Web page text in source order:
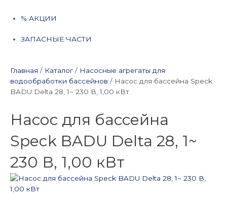
% АКЦИИ
ЗАПАСНЫЕ ЧАСТИ
Главная / Каталог / Насосные агрегаты для
водообработки бассейнов / Насос для бассейна Speck
BADU Delta 28, 1~ 230 В, 1,00 кВт
Насос для бассейна
Speck BADU Delta 28, 1~
230 В, 1,00 кВт